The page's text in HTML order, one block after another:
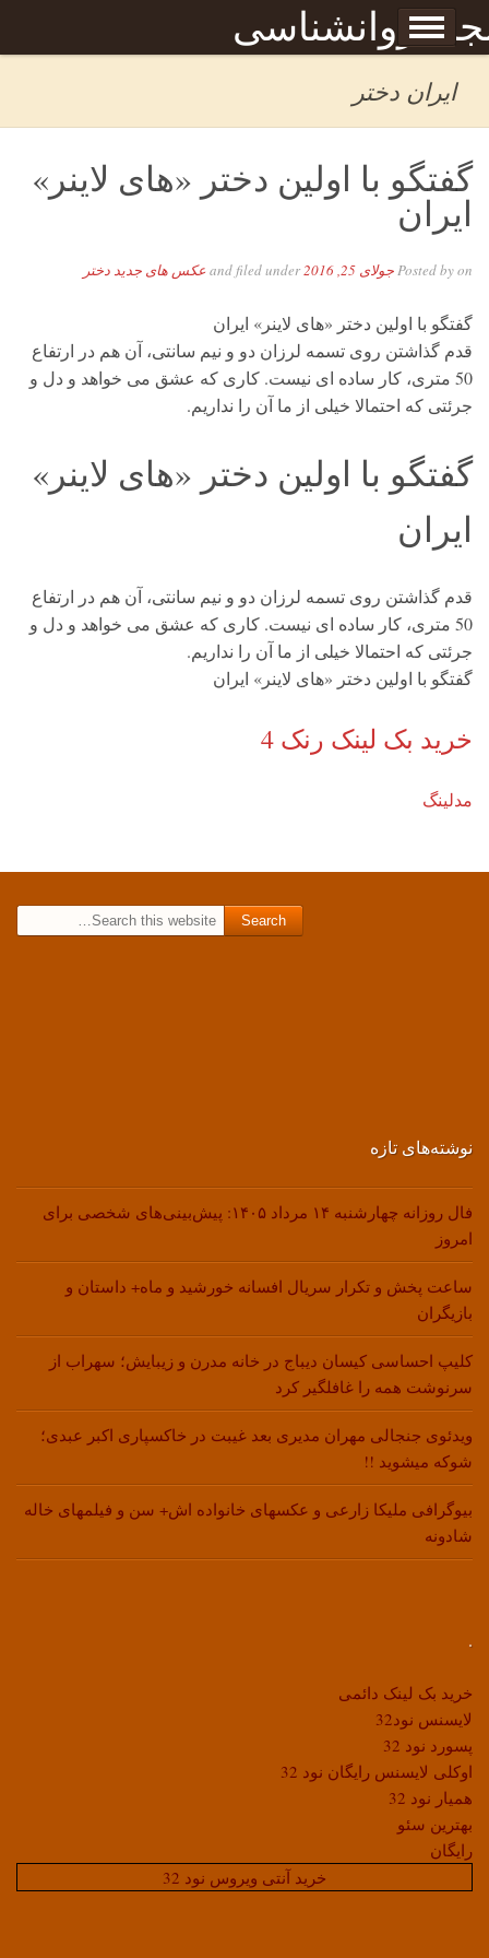
روانشناسی
Skip to content
برگه نمونه
ایران دختر
گفتگو با اولین دختر «های لاینر»
ایران
Posted byon جولای 25, 2016 and filed under عکس های جدید دختر
گفتگو با اولین دختر «های لاینر» ایران
قدم گذاشتن روی تسمه لرزان دو و نیم سانتی، آن هم در ارتفاع
50 متری، کار ساده ای نیست. کاری که عشق می خواهد و دل و
جرئتی که احتمالا خیلی از ما آن را نداریم.
گفتگو با اولین دختر «های لاینر»
ایران
قدم گذاشتن روی تسمه لرزان دو و نیم سانتی، آن هم در ارتفاع
50 متری، کار ساده ای نیست. کاری که عشق می خواهد و دل و
جرئتی که احتمالا خیلی از ما آن را نداریم.
گفتگو با اولین دختر «های لاینر» ایران
خرید بک لینک رنک 4
مدلینگ
نوشته‌های تازه
فال روزانه چهارشنبه ۱۴ مرداد ۱۴۰۵: پیش‌بینی‌های شخصی برای
امروز
ساعت پخش و تکرار سریال افسانه خورشید و ماه+ داستان و
بازیگران
کلیپ احساسی کیسان دیباج در خانه مدرن و زیبایش؛ سهراب از
سرنوشت همه را غافلگیر کرد
ویدئوی جنجالی مهران مدیری بعد غیبت در خاکسپاری اکبر عبدی؛
شوکه میشوید !!
بیوگرافی ملیکا زارعی و عکسهای خانواده اش+ سن و فیلمهای خاله
شادونه
.
خرید بک لینک دائمی
لایسنس نود32
پسورد نود 32
اوکلی لایسنس رایگان نود 32
همیار نود 32
بهترین سئو
رایگان
خرید آنتی ویروس نود 32